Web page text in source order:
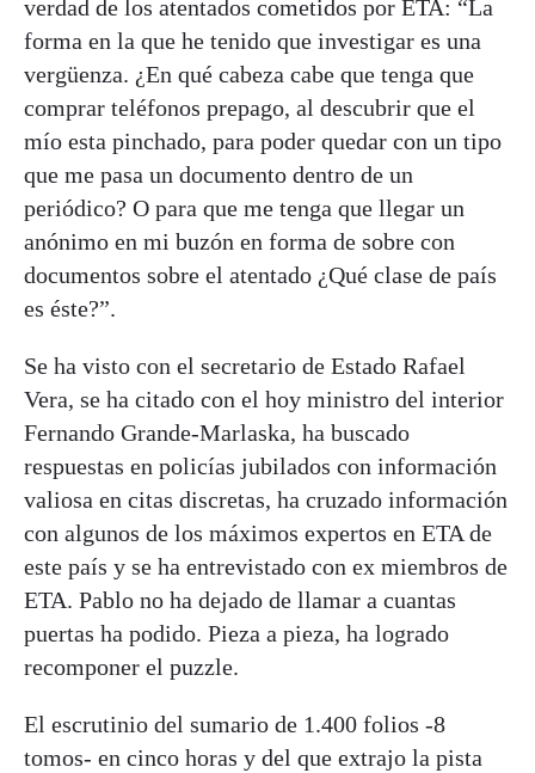
verdad de los atentados cometidos por ETA: “La
forma en la que he tenido que investigar es una
vergüenza. ¿En qué cabeza cabe que tenga que
comprar teléfonos prepago, al descubrir que el
mío esta pinchado, para poder quedar con un tipo
que me pasa un documento dentro de un
periódico? O para que me tenga que llegar un
anónimo en mi buzón en forma de sobre con
documentos sobre el atentado ¿Qué clase de país
es éste?”.
Se ha visto con el secretario de Estado Rafael
Vera, se ha citado con el hoy ministro del interior
Fernando Grande-Marlaska, ha buscado
respuestas en policías jubilados con información
valiosa en citas discretas, ha cruzado información
con algunos de los máximos expertos en ETA de
este país y se ha entrevistado con ex miembros de
ETA. Pablo no ha dejado de llamar a cuantas
puertas ha podido. Pieza a pieza, ha logrado
recomponer el puzzle.
El escrutinio del sumario de 1.400 folios -8
tomos- en cinco horas y del que extrajo la pista